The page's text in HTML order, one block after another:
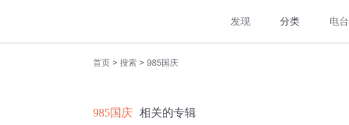
发现 分类 电台
首页 > 搜索 > 985国庆
985国庆 相关的专辑